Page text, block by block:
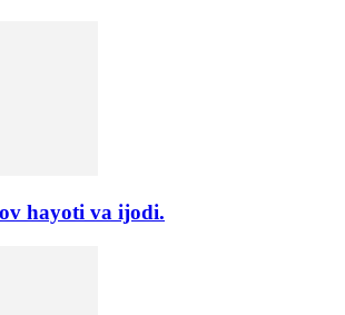
hayoti va ijodi.